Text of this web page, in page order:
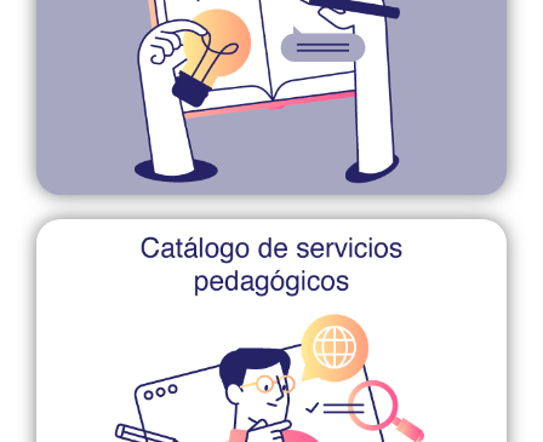
Gestor de exámenes
Podrá seleccionar o crear reactivos e integrarlos a
Servicios de asesoría y capacitación diseñados
para atender las necesidades en actualización,
formación inicial, continua, permanente y en
múltiples campos relacionados de manera directa o
indirecta con la educación.